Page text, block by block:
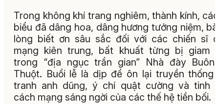
Trong không khí trang nghiêm, thành kính,
biểu đã dâng hoa, dâng hương tưởng niệm,
lòng biết ơn sâu sắc đối với các chiến sĩ
mạng kiên trung, bất khuất từng bị giam
trong “địa ngục trần gian” Nhà đày Buôn
Thuột. Buổi lễ là dịp để ôn lại truyền thống
tranh anh dũng, ý chí quật cường và tinh
cách mạng sáng ngời của các thế hệ tiền bối.